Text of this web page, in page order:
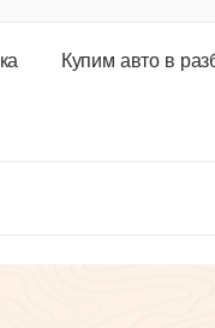
ка Купим авто в раз